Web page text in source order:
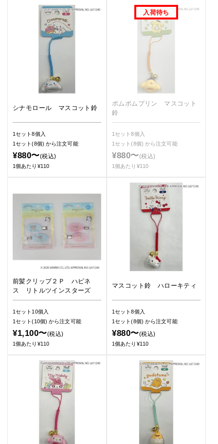
シナモロール マスコット鈴
1セット8個入
1セット(8個) から注文可能
¥880〜(税込)
1個あたり¥110
ポムポムプリン マスコット
鈴
1セット8個入
1セット(8個) から注文可能
¥880〜(税込)
1個あたり¥110
前髪クリップ２Ｐ ハピネ
ス リトルツインスターズ
1セット10個入
1セット(10個)から注文可能
¥1,100〜(税込)
1個あたり¥110
マスコット鈴 ハローキティ
1セット8個入
1セット(8個) から注文可能
¥880〜(税込)
1個あたり¥110